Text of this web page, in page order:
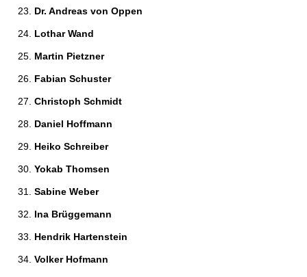
Dr. Andreas von Oppen
Lothar Wand
Martin Pietzner
Fabian Schuster
Christoph Schmidt
Daniel Hoffmann
Heiko Schreiber
Yokab Thomsen
Sabine Weber
Ina Brüggemann
Hendrik Hartenstein
Volker Hofmann